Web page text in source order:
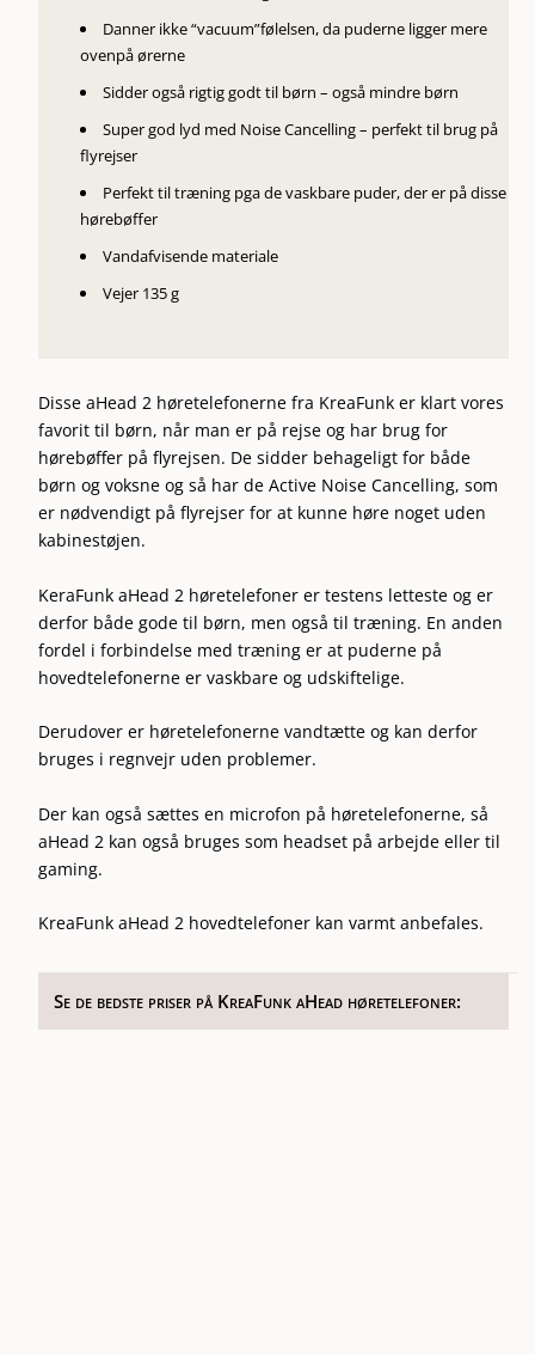
Danner ikke “vacuum”følelsen, da puderne ligger mere
ovenpå ørerne
Sidder også rigtig godt til børn – også mindre børn
Super god lyd med Noise Cancelling – perfekt til brug på
flyrejser
Perfekt til træning pga de vaskbare puder, der er på disse
hørebøffer
Vandafvisende materiale
Vejer 135 g
Disse aHead 2 høretelefonerne fra KreaFunk er klart vores
favorit til børn, når man er på rejse og har brug for
hørebøffer på flyrejsen. De sidder behageligt for både
børn og voksne og så har de Active Noise Cancelling, som
er nødvendigt på flyrejser for at kunne høre noget uden
kabinestøjen.
KeraFunk aHead 2 høretelefoner er testens letteste og er
derfor både gode til børn, men også til træning. En anden
fordel i forbindelse med træning er at puderne på
hovedtelefonerne er vaskbare og udskiftelige.
Derudover er høretelefonerne vandtætte og kan derfor
bruges i regnvejr uden problemer.
Der kan også sættes en microfon på høretelefonerne, så
aHead 2 kan også bruges som headset på arbejde eller til
gaming.
KreaFunk aHead 2 hovedtelefoner kan varmt anbefales.
Se de bedste priser på KreaFunk aHead høretelefoner: